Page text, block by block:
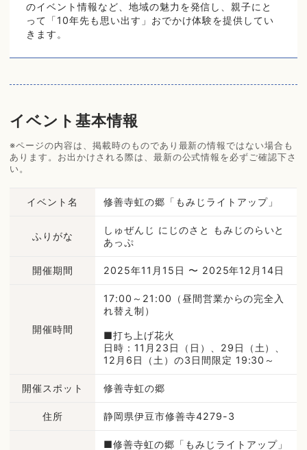
のイベント情報など、地域の魅力を発信し、親子にと
って「10年先も思い出す」おでかけ体験を提供してい
きます。
イベント基本情報
※ページの内容は、掲載時のものであり最新の情報ではない場合も
あります。お出かけされる際は、最新の公式情報を必ずご確認下さ
い。
イベント名 修善寺虹の郷「もみじライトアップ」
ふりがな
しゅぜんじ にじのさと もみじのらいと
あっぷ
開催期間 2025年11月15日 〜 2025年12月14日
開催時間
17:00～21:00（昼間営業からの完全入
れ替え制）
■打ち上げ花火
日時：11月23日（日）、29日（土）、
12月6日（土）の3日間限定 19:30～
開催スポット 修善寺虹の郷
住所 静岡県伊豆市修善寺4279-3
■修善寺虹の郷「もみじライトアップ」